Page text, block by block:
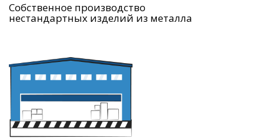
Собственное производство
нестандартных изделий из металла